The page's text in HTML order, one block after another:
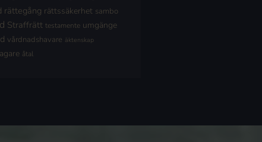
rättegång rättssäkerhet sambo
Straffrätt testamente umgänge
vårdnadshavare äktenskap
åtal